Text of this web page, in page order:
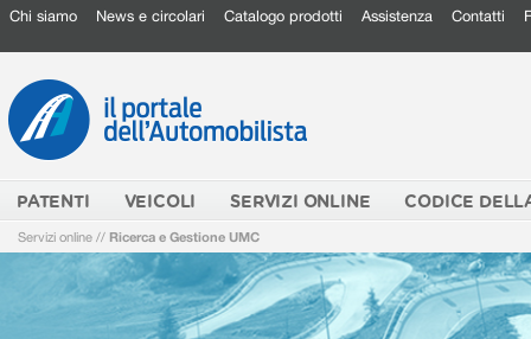
Chi siamo News e circolari Catalogo prodotti Assistenza Contatti
PATENTI VEICOLI SERVIZI ONLINE CODICE
Servizi online // Ricerca e Gestione UMC